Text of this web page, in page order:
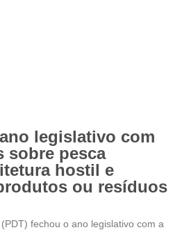
legislativo com
sobre pesca
hostil e
ou resíduos
fechou o ano legislativo com a